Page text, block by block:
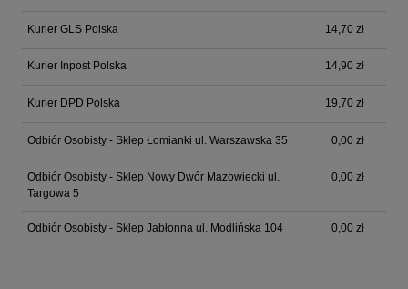
Kurier GLS Polska 14,70 zł
Kurier Inpost Polska 14,90 zł
Kurier DPD Polska 19,70 zł
Odbiór Osobisty - Sklep Łomianki ul. Warszawska 35 0,00 zł
Odbiór Osobisty - Sklep Nowy Dwór Mazowiecki ul.
Targowa 5
0,00 zł
Odbiór Osobisty - Sklep Jabłonna ul. Modlińska 104 0,00 zł